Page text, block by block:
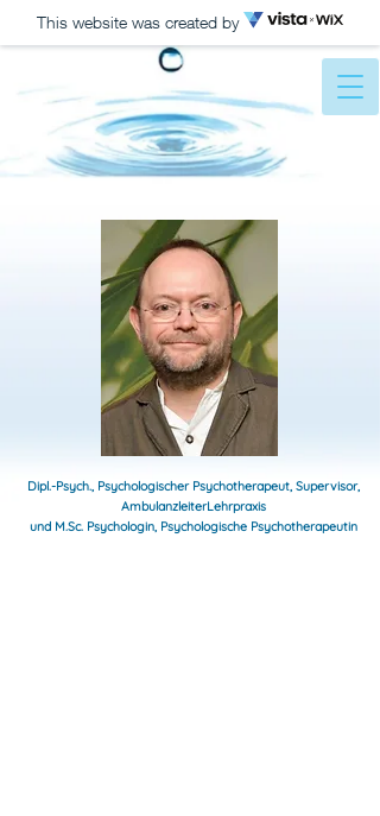
This website was created by
Dipl.-Psych., Psychologischer Psychotherapeut, Supervisor,
AmbulanzleiterLehrpraxis
und M.Sc. Psychologin, Psychologische Psychotherapeutin